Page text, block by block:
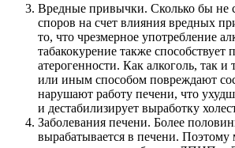
Вредные привычки. Сколько бы не
споров на счет влияния вредных
то, что чрезмерное употребление
табакокурение также
атерогенности. Как алкоголь, так
или иным способом повреждают
нарушают работу печени, что
и дестабилизирует выработку
Заболевания печени. Более
вырабатывается в печени. Поэтому